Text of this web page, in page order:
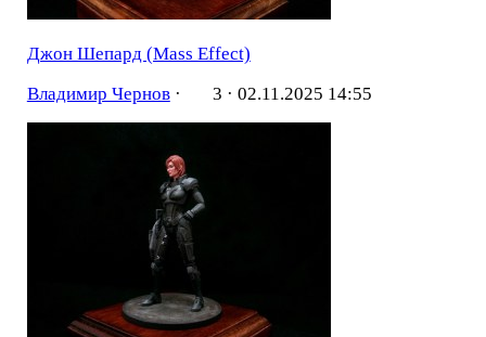
Джон Шепард (Mass Effect)
Владимир Чернов· 3 · 02.11.2025 14:55